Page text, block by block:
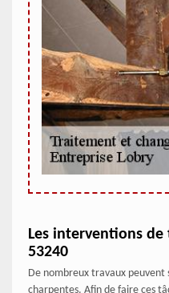
Les interventions
53240
De nombreux travaux peuvent
charpentes. Afin de faire ces